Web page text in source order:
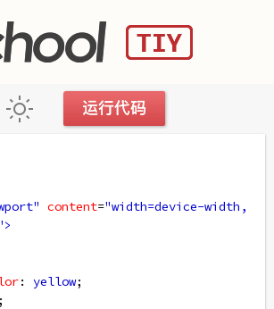
content="width=device-width,
>
: yellow;
;